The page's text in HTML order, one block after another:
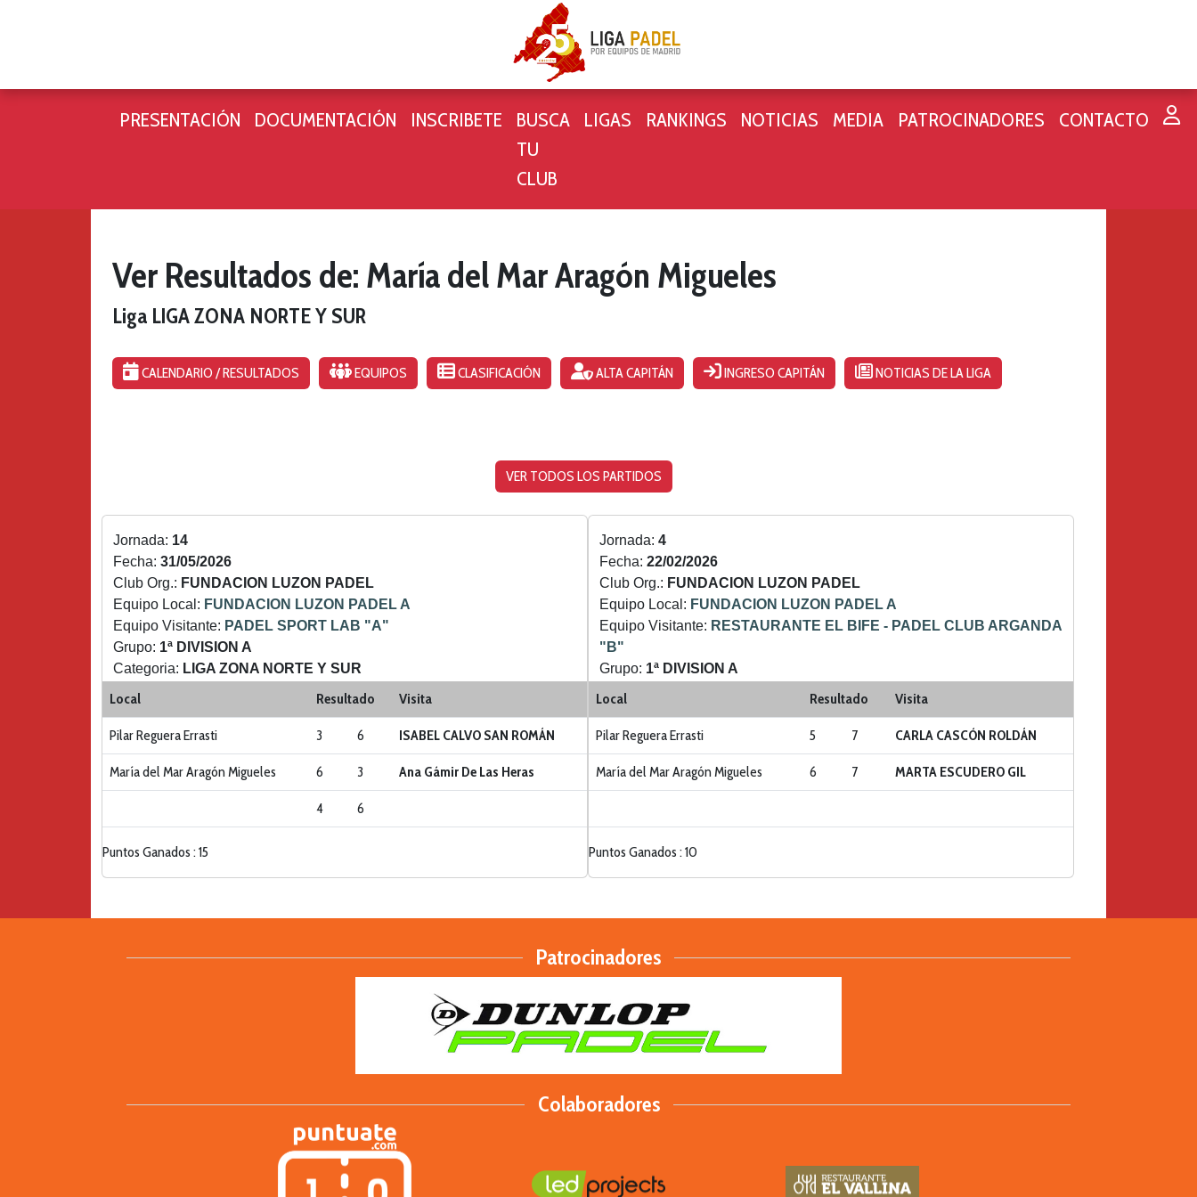
PRESENTACIÓN DOCUMENTACIÓN INSCRIBETE
BUSCA
TU
CLUB
LIGAS RANKINGS NOTICIAS MEDIA PATROCINADORES CONTACTO
Ver Resultados de: María del Mar Aragón Migueles
Liga LIGA ZONA NORTE Y SUR
CALENDARIO / RESULTADOS EQUIPOS CLASIFICACIÓN ALTA CAPITÁN INGRESO CAPITÁN NOTICIAS DE LA LIGA
VER TODOS LOS PARTIDOS
Jornada: 14
Fecha: 31/05/2026
Club Org.: FUNDACION LUZON PADEL
Equipo Local: FUNDACION LUZON PADEL A
Equipo Visitante: PADEL SPORT LAB "A"
Grupo: 1ª DIVISION A
Categoria: LIGA ZONA NORTE Y SUR
Local Resultado Visita
Pilar Reguera Errasti 3 6 ISABEL CALVO SAN ROMÁN
María del Mar Aragón Migueles 6 3 Ana Gámir De Las Heras
4 6
Puntos Ganados : 15
Jornada: 4
Fecha: 22/02/2026
Club Org.: FUNDACION LUZON PADEL
Equipo Local: FUNDACION LUZON PADEL A
Equipo Visitante: RESTAURANTE EL BIFE - PADEL CLUB ARGANDA
"B"
Grupo: 1ª DIVISION A
Categoria:
LIGA ZONA NORTE Y SUR
Local Resultado Visita
Pilar Reguera Errasti 5 7 CARLA CASCÓN ROLDÁN
María del Mar Aragón Migueles 6 7 MARTA ESCUDERO GIL
Puntos Ganados : 10
Patrocinadores
Colaboradores